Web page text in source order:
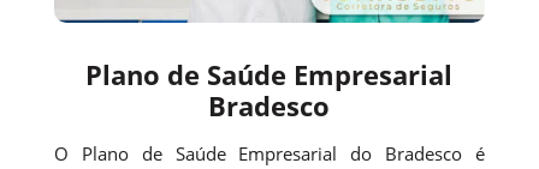
Plano de Saúde Empresarial
Bradesco
O Plano de Saúde Empresarial do Bradesco é